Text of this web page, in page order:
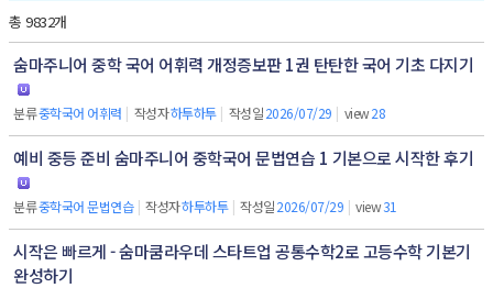
총 9832개
숨마주니어 중학 국어 어휘력 개정증보판 1권 탄탄한 국어 기초 다지기
분류중학국어 어휘력 | 작성자하투하투 | 작성일2026/07/29 | view28
예비 중등 준비 숨마주니어 중학국어 문법연습 1 기본으로 시작한 후기
분류중학국어 문법연습 | 작성자하투하투 | 작성일2026/07/29 | view31
시작은 빠르게 - 숨마쿰라우데 스타트업 공통수학2로 고등수학 기본기
완성하기